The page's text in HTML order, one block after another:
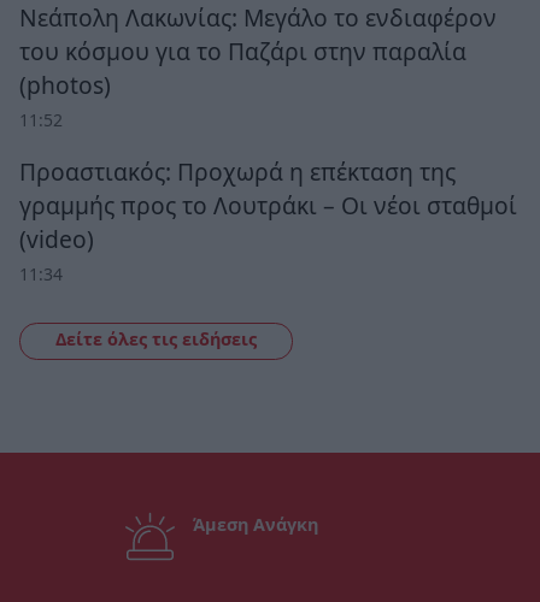
Νεάπολη Λακωνίας: Μεγάλο το ενδιαφέρον
του κόσμου για το Παζάρι στην παραλία
(photos)
11:52
Προαστιακός: Προχωρά η επέκταση της
γραμμής προς το Λουτράκι – Οι νέοι σταθμοί
(video)
11:34
Δείτε όλες τις ειδήσεις
Άμεση Ανάγκη